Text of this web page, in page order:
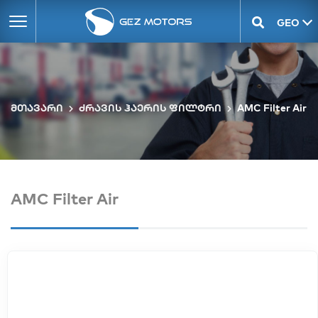
GEO
ENG
მთავარი ძრავის ჰაერის ფილტრი AMC Filter Air
AMC Filter Air